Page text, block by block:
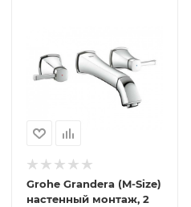
Grohe Grandera (M-Size)
настенный монтаж, 2